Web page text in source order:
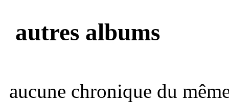
autres albums
aucune chronique du